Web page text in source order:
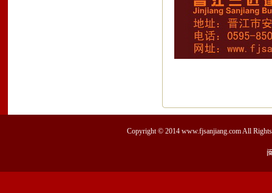
Copyright © 2014 www.fjsanjiang.comAll